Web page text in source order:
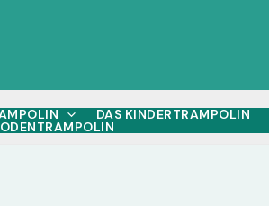
DAS KINDERTRAMPOLIN